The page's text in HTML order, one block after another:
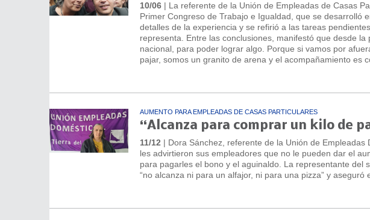
10/06| La referente de la Unión de Empleadas de Casas
Primer Congreso de Trabajo e Igualdad, que se desarrolló
detalles de la experiencia y se refirió a las tareas
representa. Entre las conclusiones, manifestó que desde
nacional, para poder lograr algo. Porque si vamos por
pajar, somos un granito de arena y el acompañamiento es
AUMENTO PARA EMPLEADAS DE CASAS PARTICULARES
“Alcanza para comprar un kilo de
11/12 | Dora Sánchez, referente de la Unión de
les advirtieron sus empleadores que no le pueden dar el
para pagarles el bono y el aguinaldo. La representante del
“no alcanza ni para un alfajor, ni para una pizza” y aseguró